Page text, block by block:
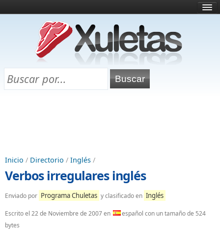
¿Qué es esto?
Directorio
Chuletas para exámenes
Inicio / Directorio / Inglés /
Verbos irregulares inglés
Enviado por Programa Chuletas y clasificado en Inglés
Escrito el 22 de Noviembre de 2007en
español con un tamaño de 524
bytes